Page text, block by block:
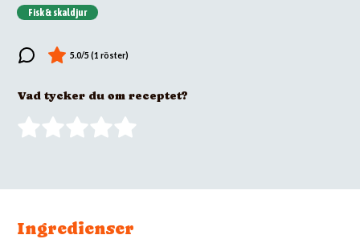
Fisk & skaldjur
Vad tycker du om receptet?
Ingredienser